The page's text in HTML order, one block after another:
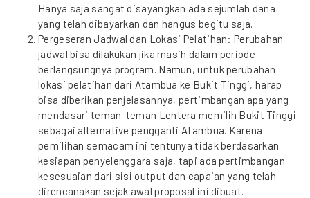
Hanya saja sangat disayangkan ada sejumlah dana
yang telah dibayarkan dan hangus begitu saja.
Pergeseran Jadwal dan Lokasi Pelatihan: Perubahan
jadwal bisa dilakukan jika masih dalam periode
berlangsungnya program. Namun, untuk perubahan
lokasi pelatihan dari Atambua ke Bukit Tinggi, harap
bisa diberikan penjelasannya, pertimbangan apa yang
mendasari teman-teman Lentera memilih Bukit Tinggi
sebagai alternative pengganti Atambua. Karena
pemilihan semacam ini tentunya tidak berdasarkan
kesiapan penyelenggara saja, tapi ada pertimbangan
kesesuaian dari sisi output dan capaian yang telah
direncanakan sejak awal proposal ini dibuat.